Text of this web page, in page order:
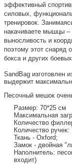
эффективный
силовых,
тренировок.
накачиваете мышцы
выносливость и
поэтому этот снаряд
бокса и других боевых
SandBag изготовлен
выдержит
Песочный мешок
Размер: 70*25 см
Максимальная
Количество
Количество ручек:
Ткань - Oxford;
Замок - двойная
Наполнитель:
входит)